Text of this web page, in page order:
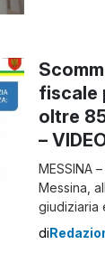
fiscale
oltre
–
MESSINA
Messina,
giudiziaria
decreto di
di